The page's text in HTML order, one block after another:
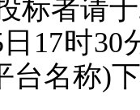
标者请于
日 17时30
台名称)